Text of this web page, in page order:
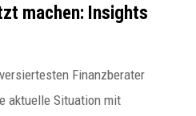
machen: Insights
Finanzberater
aktuelle Situation mit